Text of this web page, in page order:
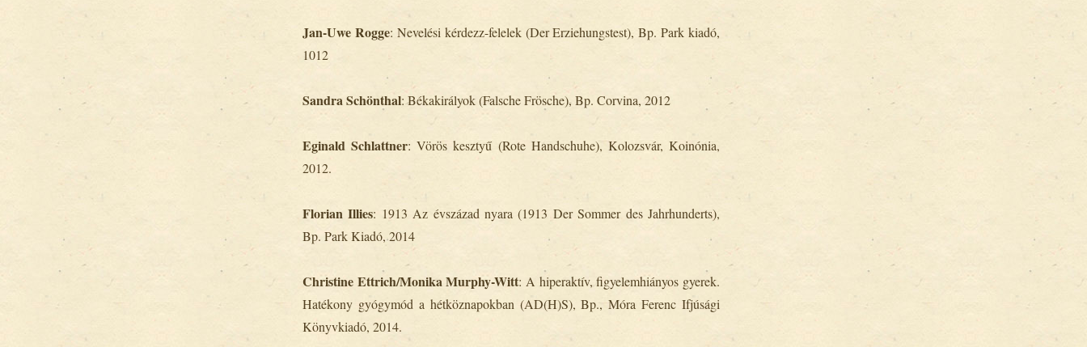
Jan-Uwe Rogge: Nevelési kérdezz-felelek (Der Erziehungstest), Bp. Park kiadó,
1012
Sandra Schönthal: Békakirályok (Falsche Frösche), Bp. Corvina, 2012
Eginald Schlattner: Vörös kesztyű (Rote Handschuhe), Kolozsvár, Koinónia,
2012.
Florian Illies: 1913 Az évszázad nyara (1913 Der Sommer des Jahrhunderts),
Bp. Park Kiadó, 2014
Christine Ettrich/Monika Murphy-Witt: A hiperaktív, figyelemhiányos gyerek.
Hatékony gyógymód a hétköznapokban (AD(H)S), Bp., Móra Ferenc Ifjúsági
Könyvkiadó, 2014.